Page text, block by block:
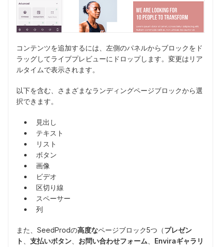
コンテンツを追加するには、左側のパネルからブロックをド
ラッグしてライブプレビューにドロップします。変更はリア
ルタイムで表示されます。
以下を含む、さまざまなランディングページブロックから選
択できます。
見出し
テキスト
リスト
ボタン
画像
ビデオ
区切り線
スペーサー
列
また、SeedProdの高度なページブロック5つ（プレゼン
ト
支払いボタン お問い合わせフォーム
Enviraギャラリ